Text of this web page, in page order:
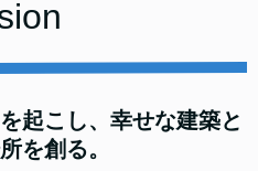
起こし、幸せな建築と
を創る。